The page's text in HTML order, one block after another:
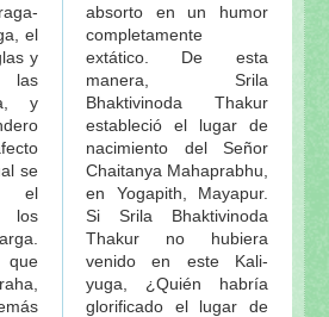
el
y
las
y
se
el
que
absorto en un humor
completamente
extático. De esta
manera, Srila
Bhaktivinoda Thakur
estableció el lugar de
nacimiento del Señor
Chaitanya Mahaprabhu,
en Yogapith, Mayapur.
Si Srila Bhaktivinoda
Thakur no hubiera
venido en este Kali-
yuga, ¿Quién habría
glorificado el lugar de